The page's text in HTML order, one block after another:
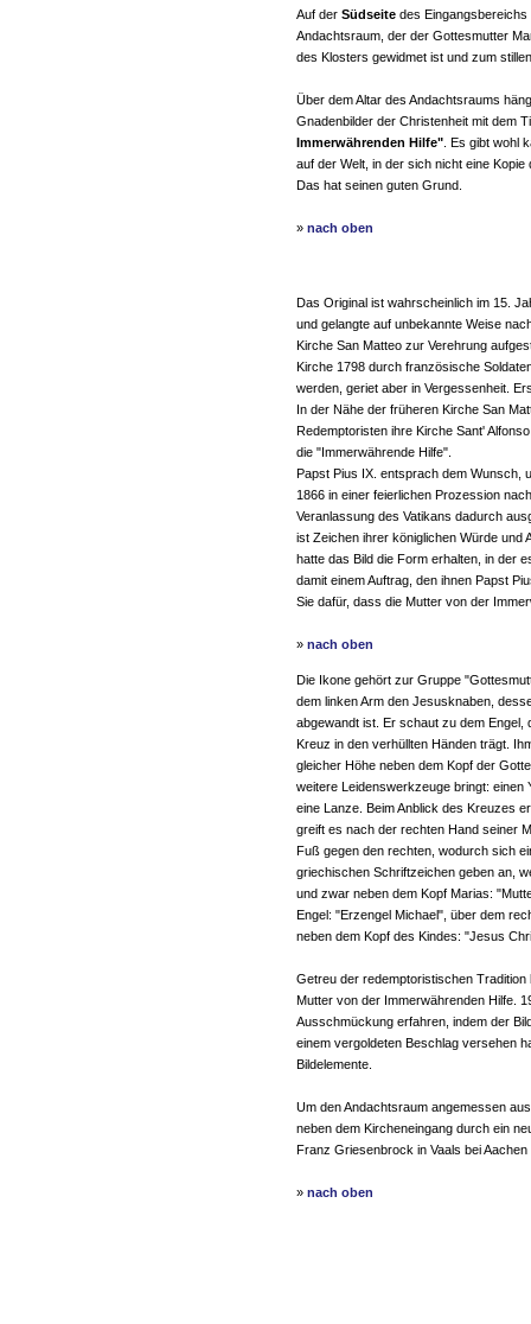
Auf der Südseite des
Andachtsraum, der der Gottesmutter
des Klosters gewidmet ist und zum
Über dem Altar des Andachtsraums
Gnadenbilder der Christenheit mit dem
Immerwährenden Hilfe" . Es gibt wohl
auf der Welt, in der sich nicht eine
Das hat seinen guten Grund.
» nach oben
Das Original ist wahrscheinlich im 15.
und gelangte auf unbekannte Weise
Kirche San Matteo zur Verehrung
Kirche 1798 durch französische
werden, geriet aber in Vergessenheit.
In der Nähe der früheren Kirche San
Redemptoristen ihre Kirche Sant'
die "Immerwährende Hilfe".
Papst Pius IX. entsprach dem Wunsch,
1866 in einer feierlichen Prozession
Veranlassung des Vatikans dadurch
ist Zeichen ihrer königlichen Würde und
hatte das Bild die Form erhalten, in der
damit einem Auftrag, den ihnen Papst
Sie dafür, dass die Mutter von der
» nach oben
Die Ikone gehört zur Gruppe
dem linken Arm den Jesusknaben,
abgewandt ist. Er schaut zu dem
Kreuz in den verhüllten Händen trägt.
gleicher Höhe neben dem Kopf der
weitere Leidenswerkzeuge bringt:
eine Lanze. Beim Anblick des Kreuzes
greift es nach der rechten Hand seiner
Fuß gegen den rechten, wodurch sich
griechischen Schriftzeichen geben an,
und zwar neben dem Kopf Marias:
Engel: "Erzengel Michael", über dem
neben dem Kopf des Kindes: "Jesus
Getreu der redemptoristischen
Mutter von der Immerwährenden Hilfe.
Ausschmückung erfahren, indem der
einem vergoldeten Beschlag versehen
Bildelemente.
Um den Andachtsraum angemessen
neben dem Kircheneingang durch ein
Franz Griesenbrock in Vaals bei
» nach oben